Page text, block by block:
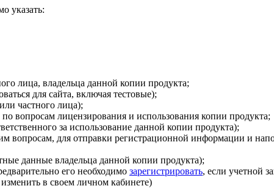
указать:
лица, владельца данной копии продукта;
для сайта, включая тестовые);
частного лица);
вопросам лицензирования и использования копии продукта;
за использование данной копии продукта);
вопросам, для отправки регистрационной информации и
данные владельца данной копии продукта);
его необходимо зарегистрировать, если учетной
в своем личном кабинете)